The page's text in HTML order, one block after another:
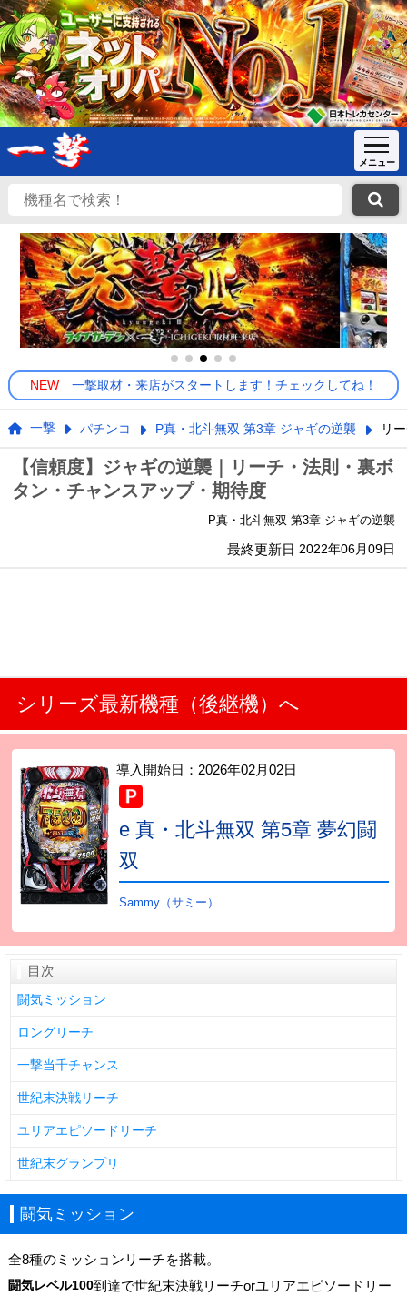
NEW 一撃取材・来店がスタートします！チェックしてね！
一撃 パチンコ P真・北斗無双 第3章 ジャギの逆襲 リ
【信頼度】ジャギの逆襲｜リーチ・法則・裏ボ
タン・チャンスアップ・期待度
P真・北斗無双 第3章 ジャギの逆襲
最終更新日 2022年06月09日
シリーズ最新機種（後継機）へ
導入開始日： 2026年02月02日
e 真・北斗無双 第5章 夢幻闘
双
Sammy（サミー）
目次
闘気ミッション
ロングリーチ
一撃当千チャンス
世紀末決戦リーチ
ユリアエピソードリーチ
世紀末グランプリ
闘気ミッション
全8種のミッションリーチを搭載。
闘気レベル100到達で世紀末決戦リーチorユリアエピソードリー